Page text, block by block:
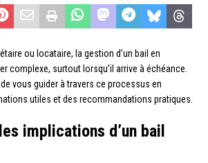
ou locataire, la gestion d’un bail en
complexe, surtout lorsqu’il arrive à échéance.
vous guider à travers ce processus en
utiles et des recommandations pratiques.
implications d’un bail